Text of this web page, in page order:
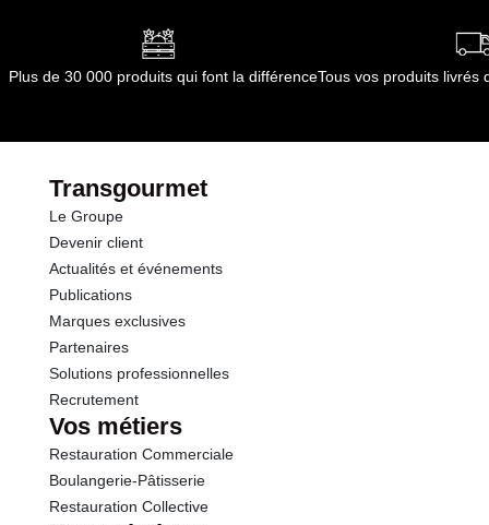
Glucides
Protéines
Sel
un récipient alimentaire propre et fermé
Conformément aux informations transmises
Plus de 30 000 produits qui font la différenceTous vos produits livrés
Transgourmet
Le Groupe
Devenir client
Actualités et événements
Publications
Marques exclusives
Partenaires
Solutions professionnelles
Recrutement
Vos métiers
Restauration Commerciale
Boulangerie-Pâtisserie
Restauration Collective